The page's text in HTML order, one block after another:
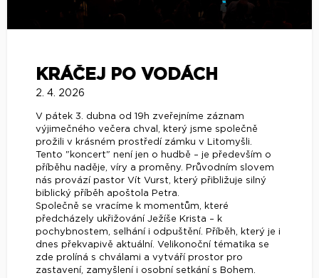
KRÁČEJ PO VODÁCH
2. 4. 2026
V pátek 3. dubna od 19h zveřejníme záznam
výjimečného večera chval, který jsme společně
prožili v krásném prostředí zámku v Litomyšli.
Tento "koncert" není jen o hudbě – je především o
příběhu naděje, víry a proměny. Průvodním slovem
nás provází pastor Vít Vurst, který přibližuje silný
biblický příběh apoštola Petra.
Společně se vracíme k momentům, které
předcházely ukřižování Ježíše Krista – k
pochybnostem, selhání i odpuštění. Příběh, který je i
dnes překvapivě aktuální. Velikonoční tématika se
zde prolíná s chválami a vytváří prostor pro
zastavení, zamyšlení i osobní setkání s Bohem.